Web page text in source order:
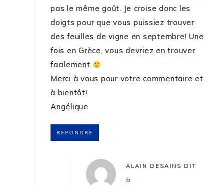
pas le même goût. Je croise donc les
doigts pour que vous puissiez trouver
des feuilles de vigne en septembre! Une
fois en Grèce, vous devriez en trouver
facilement
Merci à vous pour votre commentaire et
à bientôt!
Angélique
RÉPONDRE
ALAIN DESAINS DIT
à